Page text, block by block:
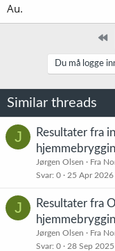
Au.
Du må logge
Similar threads
J
Resultater fra
Jørgen Olsen
Fra
Svar 0 25 Apr 2026
J
Resultater fra
Jørgen Olsen
Fra
Svar 0 28 Sep 2025